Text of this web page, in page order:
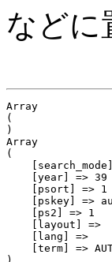
などに
Array
(
)
Array
(
    [year] => 39
    [psort] => 1
[pskey] =>
    [ps2] => 1
    [layout] =>
    [lang] =>
[term] =>